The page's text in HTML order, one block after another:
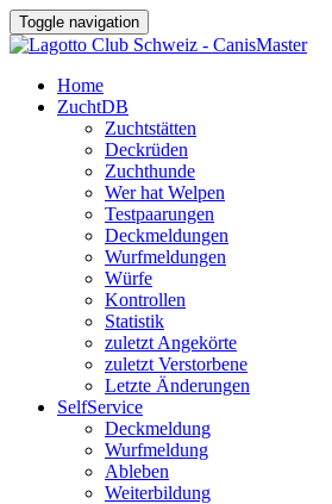
Toggle navigation
Home
ZuchtDB
Zuchtstätten
Deckrüden
Zuchthunde
Wer hat Welpen
Testpaarungen
Deckmeldungen
Wurfmeldungen
Würfe
Kontrollen
Statistik
zuletzt Angekörte
zuletzt Verstorbene
Letzte Änderungen
SelfService
Deckmeldung
Wurfmeldung
Ableben
Weiterbildung